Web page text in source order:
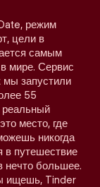
режим
цели в
самым
мире. Сервис
мы запустили
55
реальный
место, где
никогда
в путешествие
нечто большее.
ищешь, Tinder